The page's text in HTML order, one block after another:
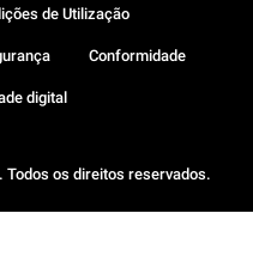
os direitos reservados.
de Utilização
Conformidade
digital